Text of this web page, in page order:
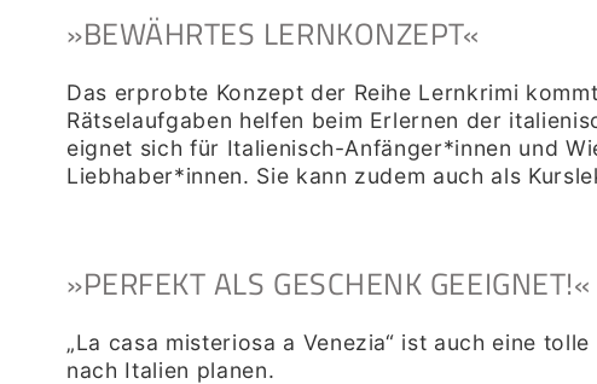
»BEWÄHRTES LERNKONZEPT«
Das erprobte Konzept der Reihe Lernkrimi
Rätselaufgaben helfen beim Erlernen der
eignet sich für Italienisch-Anfänger*innen und
Liebhaber*innen. Sie kann zudem auch als
»PERFEKT ALS GESCHENK GEEIGNET!«
„La casa misteriosa a Venezia“ ist auch eine
nach Italien planen.